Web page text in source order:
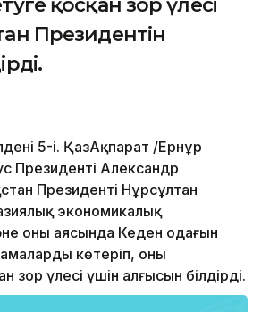
қосқан зор үлесі
Президентін
5-і. ҚазАқпарат /Ернұр
Президенті Александр
Президенті Нұрсұлтан
экономикалық
оның аясында Кеден одағын
көтеріп, оны
зор үлесі үшін алғысын білдірді.